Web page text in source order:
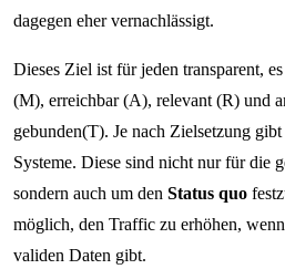
dagegen eher vernachlässigt.
Dieses Ziel ist für jeden transparent,
(M), erreichbar (A), relevant (R) und
gebunden(T). Je nach Zielsetzung
Systeme. Diese sind nicht nur für die
sondern auch um den Status quo
möglich, den Traffic zu erhöhen,
validen Daten gibt.